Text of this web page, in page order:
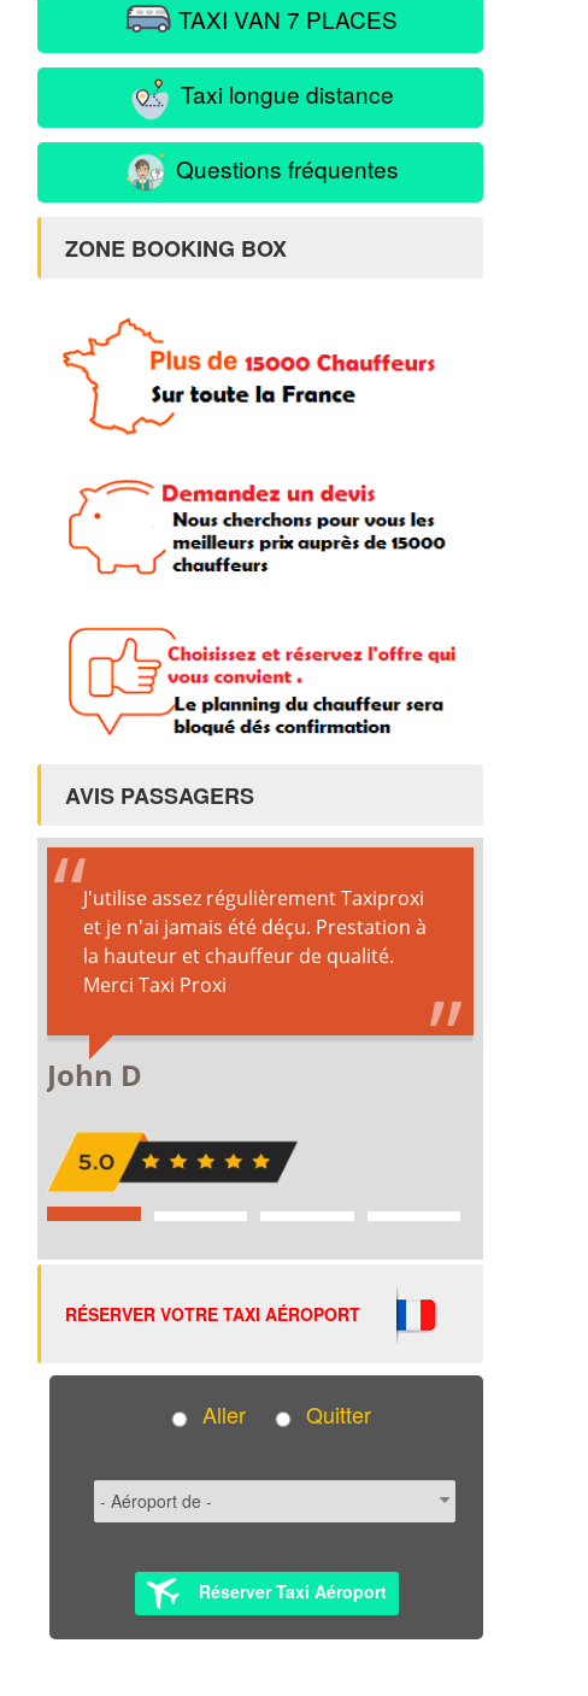
TAXI VAN 7 PLACES
Taxi longue distance
Questions fréquentes
ZONE BOOKING BOX
AVIS PASSAGERS
RÉSERVER VOTRE TAXI AÉROPORT
Aller Quitter
Réserver Taxi Aéroport